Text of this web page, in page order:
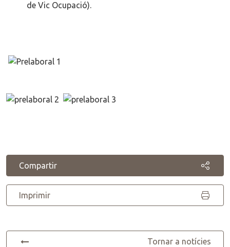
de Vic Ocupació).
Compartir
Imprimir
Tornar a notícies